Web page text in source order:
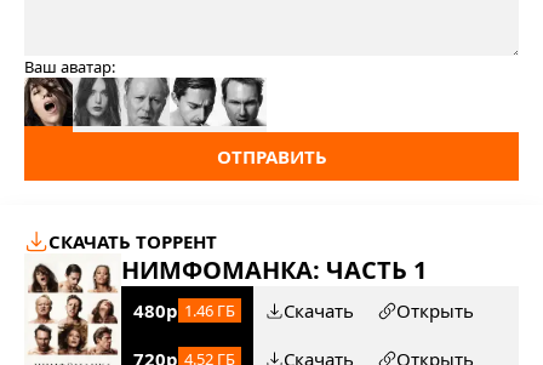
Ваш аватар:
ОТПРАВИТЬ
СКАЧАТЬ ТОРРЕНТ
НИМФОМАНКА: ЧАСТЬ 1
480p 1.46 ГБ Скачать
Открыть
720p 4.52 ГБ Скачать
Открыть